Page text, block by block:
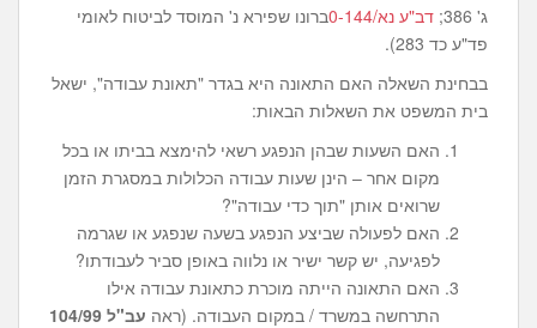
ג' 386;
דב"ע נא/0-144
ברונו שפירא נ' המוסד לביטוח לאומי
פד"ע כד 283).
בבחינת השאלה האם התאונה היא בגדר "תאונת עבודה", ישאל
בית המשפט את השאלות הבאות:
האם השעות שבהן הנפגע רשאי להימצא בביתו או בכל
מקום אחר – הינן שעות עבודה הכלולות במסגרת הזמן
שרואים אותן "תוך כדי עבודה"?
האם לפעולה שביצע הנפגע בשעה שנפגע או שגרמה
לפגיעה, יש קשר ישיר או נלווה באופן סביר לעבודתו?
האם התאונה הייתה מוכרת כתאונת עבודה אילו
התרחשה במשרד / במקום העבודה. (ראה
עב"ל 104/99